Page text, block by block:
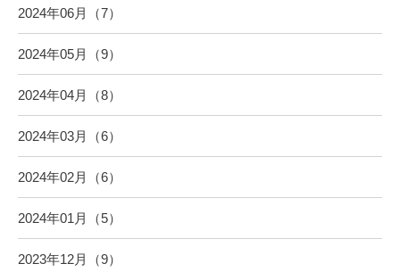
2024年06月（7）
2024年05月（9）
2024年04月（8）
2024年03月（6）
2024年02月（6）
2024年01月（5）
2023年12月（9）